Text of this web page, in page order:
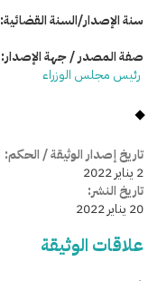
سنة الإصدار/السنة القضائية:
صفة المصدر / جهة الإصدار:
رئيس مجلس الوزراء
تاريخ إصدار الوثيقة / الحكم:
2 يناير 2022
تاريخ النشر:
20 يناير 2022
علاقات الوثيقة